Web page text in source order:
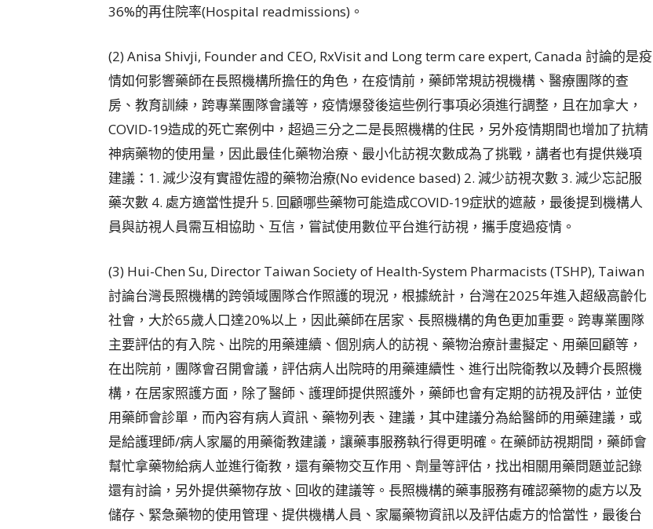
36%的再住院率(Hospital readmissions)。
(2) Anisa Shivji, Founder and CEO, RxVisit and Long term care expert, Canada 討論的是疫
情如何影響藥師在長照機構所擔任的角色，在疫情前，藥師常規訪視機構、醫療團隊的查
房、教育訓練，跨專業團隊會議等，疫情爆發後這些例行事項必須進行調整，且在加拿大，
COVID-19造成的死亡案例中，超過三分之二是長照機構的住民，另外疫情期間也增加了抗精
神病藥物的使用量，因此最佳化藥物治療、最小化訪視次數成為了挑戰，講者也有提供幾項
建議：1. 減少沒有實證佐證的藥物治療(No evidence based) 2. 減少訪視次數 3. 減少忘記服
藥次數 4. 處方適當性提升 5. 回顧哪些藥物可能造成COVID-19症狀的遮蔽，最後提到機構人
員與訪視人員需互相協助、互信，嘗試使用數位平台進行訪視，攜手度過疫情。
(3) Hui-Chen Su, Director Taiwan Society of Health-System Pharmacists (TSHP), Taiwan
討論台灣長照機構的跨領域團隊合作照護的現況，根據統計，台灣在2025年進入超級高齡化
社會，大於65歲人口達20%以上，因此藥師在居家、長照機構的角色更加重要。跨專業團隊
主要評估的有入院、出院的用藥連續、個別病人的訪視、藥物治療計畫擬定、用藥回顧等，
在出院前，團隊會召開會議，評估病人出院時的用藥連續性、進行出院衛教以及轉介長照機
構，在居家照護方面，除了醫師、護理師提供照護外，藥師也會有定期的訪視及評估，並使
用藥師會診單，而內容有病人資訊、藥物列表、建議，其中建議分為給醫師的用藥建議，或
是給護理師/病人家屬的用藥衛教建議，讓藥事服務執行得更明確。在藥師訪視期間，藥師會
幫忙拿藥物給病人並進行衛教，還有藥物交互作用、劑量等評估，找出相關用藥問題並記錄
還有討論，另外提供藥物存放、回收的建議等。長照機構的藥事服務有確認藥物的處方以及
儲存、緊急藥物的使用管理、提供機構人員、家屬藥物資訊以及評估處方的恰當性，最後台